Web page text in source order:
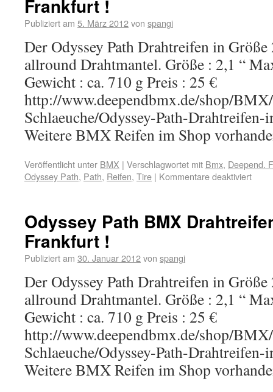
Frankfurt !
Publiziert am 5. März 2012von spangi
Der Odyssey Path Drahtreifen in Größe
allround Drahtmantel. Größe : 2,1 “
Gewicht : ca. 710 g Preis : 25 €
http://www.deependbmx.de/shop/
Schlaeuche/Odyssey-Path-
Weitere BMX Reifen im Shop
Veröffentlicht unter BMX | Verschlagwortet mit Bmx, Deepend.
Odyssey Path, Path, Reifen, Tire | Kommentare deaktiviert
Odyssey Path BMX
Frankfurt !
Publiziert am 30. Januar 2012von spangi
Der Odyssey Path Drahtreifen in Größe
allround Drahtmantel. Größe : 2,1 “
Gewicht : ca. 710 g Preis : 25 €
http://www.deependbmx.de/shop/
Schlaeuche/Odyssey-Path-
Weitere BMX Reifen im Shop